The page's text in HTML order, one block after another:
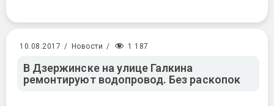
10.08.2017 / Новости / 1 187
В Дзержинске на улице Галкина
ремонтируют водопровод. Без раскопок